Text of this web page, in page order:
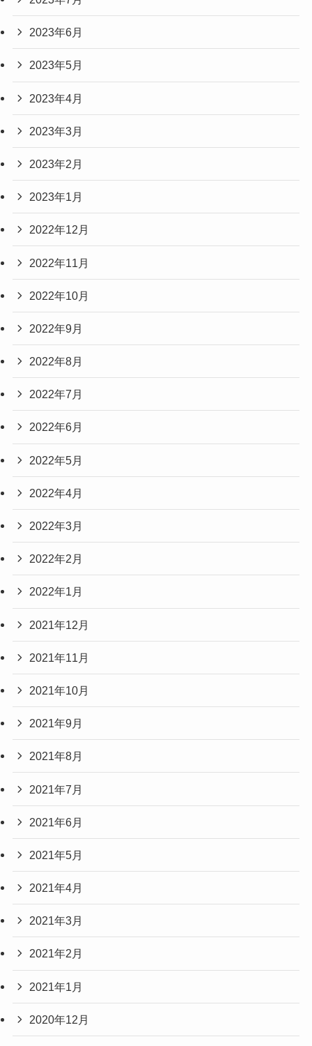
2023年6月
2023年5月
2023年4月
2023年3月
2023年2月
2023年1月
2022年12月
2022年11月
2022年10月
2022年9月
2022年8月
2022年7月
2022年6月
2022年5月
2022年4月
2022年3月
2022年2月
2022年1月
2021年12月
2021年11月
2021年10月
2021年9月
2021年8月
2021年7月
2021年6月
2021年5月
2021年4月
2021年3月
2021年2月
2021年1月
2020年12月